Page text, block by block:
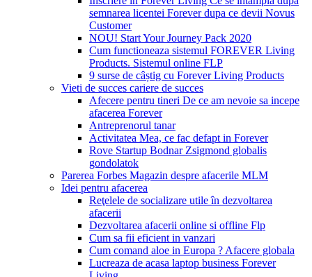
semnarea licentei Forever dupa ce devii Novus
Customer
NOU! Start Your Journey Pack 2020
Cum functioneaza sistemul FOREVER Living
Products. Sistemul online FLP
9 surse de câștig cu Forever Living Products
Vieti de succes cariere de succes
Afecere pentru tineri De ce am nevoie sa incepe
afacerea Forever
Antreprenorul tanar
Activitatea Mea, ce fac defapt in Forever
Rove Startup Bodnar Zsigmond globalis
gondolatok
Parerea Forbes Magazin despre afacerile MLM
Idei pentru afacerea
Reţelele de socializare utile în dezvoltarea
afacerii
Dezvoltarea afacerii online si offline Flp
Cum sa fii eficient in vanzari
Cum comand aloe in Europa ? Afacere globala
Lucreaza de acasa laptop business Forever